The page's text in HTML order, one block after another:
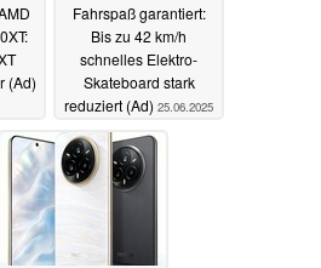
(Ad)
Fahrspaß garantiert:
Bis zu 42 km/h
schnelles Elektro-
Skateboard stark
reduziert (Ad) 25.06.2025